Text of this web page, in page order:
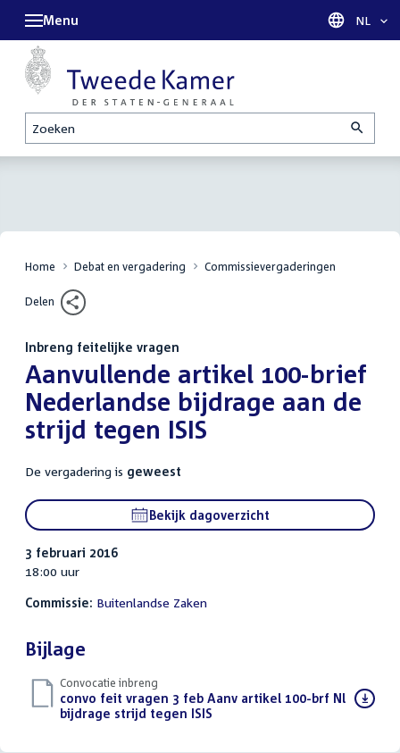
Zoeken
Menu Taal
NL
Home Debat en vergadering Commissievergaderingen
Delen
Inbreng feitelijke vragen
Aanvullende artikel 100-brief
Nederlandse bijdrage aan de
strijd tegen ISIS
De vergadering is geweest
Bekijk dagoverzicht
3 februari 2016
18:00 uur
Commissie: Buitenlandse Zaken
Bijlage
Convocatie inbreng
Download
bestand:
convo feit vragen 3 feb Aanv artikel 100-brf Nl
bijdrage strijd tegen ISIS